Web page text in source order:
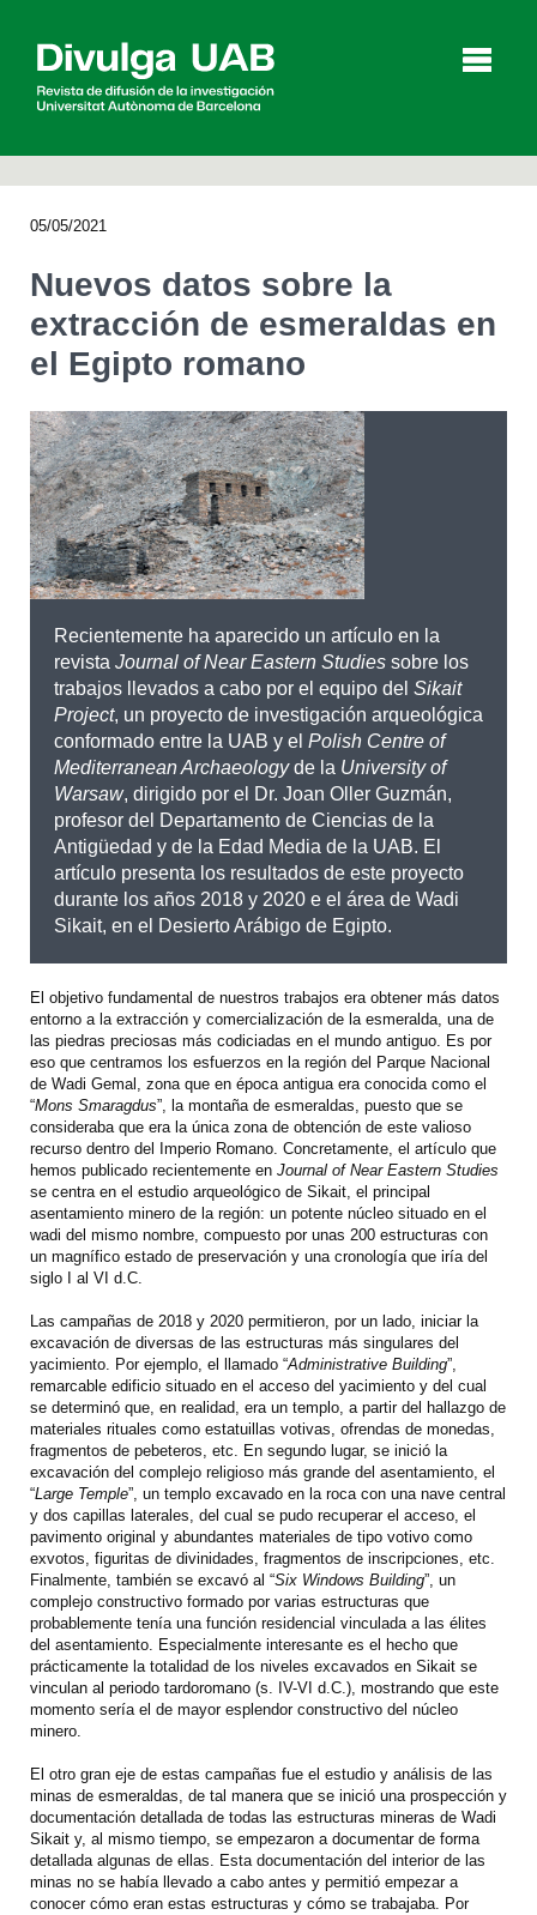
Agenda
English Català
BUSCAR
05/05/2021
Nuevos datos sobre la
extracción de esmeraldas en
el Egipto romano
Recientemente ha aparecido un artículo en la
revista Journal of Near Eastern Studies sobre los
trabajos llevados a cabo por el equipo del Sikait
Project, un proyecto de investigación arqueológica
conformado entre la UAB y el Polish Centre of
Mediterranean Archaeologyde la University of
Warsaw, dirigido por el Dr. Joan Oller Guzmán,
profesor del Departamento de Ciencias de la
Antigüedad y de la Edad Media de la UAB. El
artículo presenta los resultados de este proyecto
durante los años 2018 y 2020 e el área de Wadi
Sikait, en el Desierto Arábigo de Egipto.
El objetivo fundamental de nuestros trabajos era obtener más datos
entorno a la extracción y comercialización de la esmeralda, una de
las piedras preciosas más codiciadas en el mundo antiguo. Es por
eso que centramos los esfuerzos en la región del Parque Nacional
de Wadi Gemal, zona que en época antigua era conocida como el
“Mons Smaragdus”, la montaña de esmeraldas, puesto que se
consideraba que era la única zona de obtención de este valioso
recurso dentro del Imperio Romano. Concretamente, el artículo que
hemos publicado recientemente en Journal of Near Eastern Studies
se centra en el estudio arqueológico de Sikait, el principal
asentamiento minero de la región: un potente núcleo situado en el
wadi del mismo nombre, compuesto por unas 200 estructuras con
un magnífico estado de preservación y una cronología que iría del
siglo I al VI d.C.
Las campañas de 2018 y 2020 permitieron, por un lado, iniciar la
excavación de diversas de las estructuras más singulares del
yacimiento. Por ejemplo, el llamado “Administrative Building”,
remarcable edificio situado en el acceso del yacimiento y del cual
se determinó que, en realidad, era un templo, a partir del hallazgo de
materiales rituales como estatuillas votivas, ofrendas de monedas,
fragmentos de pebeteros, etc. En segundo lugar, se inició la
excavación del complejo religioso más grande del asentamiento, el
“Large Temple”, un templo excavado en la roca con una nave central
y dos capillas laterales, del cual se pudo recuperar el acceso, el
pavimento original y abundantes materiales de tipo votivo como
exvotos, figuritas de divinidades, fragmentos de inscripciones, etc.
Finalmente, también se excavó al “Six Windows Building”, un
complejo constructivo formado por varias estructuras que
probablemente tenía una función residencial vinculada a las élites
del asentamiento. Especialmente interesante es el hecho que
prácticamente la totalidad de los niveles excavados en Sikait se
vinculan al periodo tardoromano (s. IV-VI d.C.), mostrando que este
momento sería el de mayor esplendor constructivo del núcleo
minero.
El otro gran eje de estas campañas fue el estudio y análisis de las
minas de esmeraldas, de tal manera que se inició una prospección y
documentación detallada de todas las estructuras mineras de Wadi
Sikait y, al mismo tiempo, se empezaron a documentar de forma
detallada algunas de ellas. Esta documentación del interior de las
minas no se había llevado a cabo antes y permitió empezar a
conocer cómo eran estas estructuras y cómo se trabajaba. Por